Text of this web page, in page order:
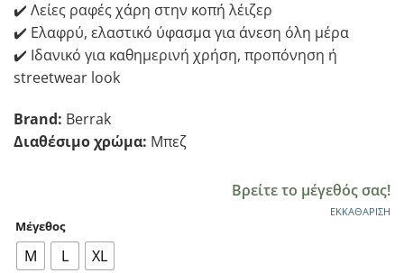
✔️ Λείες ραφές χάρη στην κοπή λέιζερ
✔️ Ελαφρύ, ελαστικό ύφασμα για άνεση όλη μέρα
✔️ Ιδανικό για καθημερινή χρήση, προπόνηση ή
streetwear look
Brand: Berrak
Διαθέσιμο χρώμα: Μπεζ
Βρείτε το μέγεθός σας!
Μέγεθος
M L XL
ΕΚΚΑΘΆΡΙΣΗ